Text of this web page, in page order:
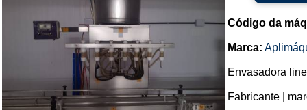
Código da
Marca:
Envasadora
Fabricante |